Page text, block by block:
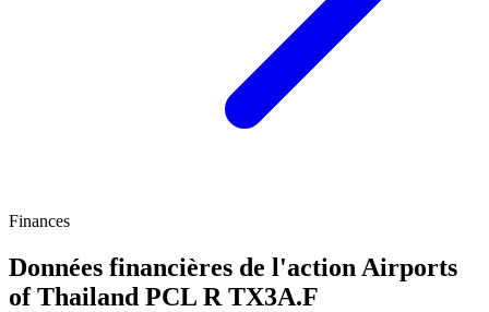
Finances
Données financières de l'action Airports
of Thailand PCL R TX3A.F